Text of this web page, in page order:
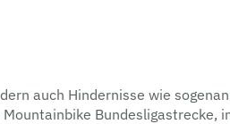
auch Hindernisse wie
Bundesligastrecke,